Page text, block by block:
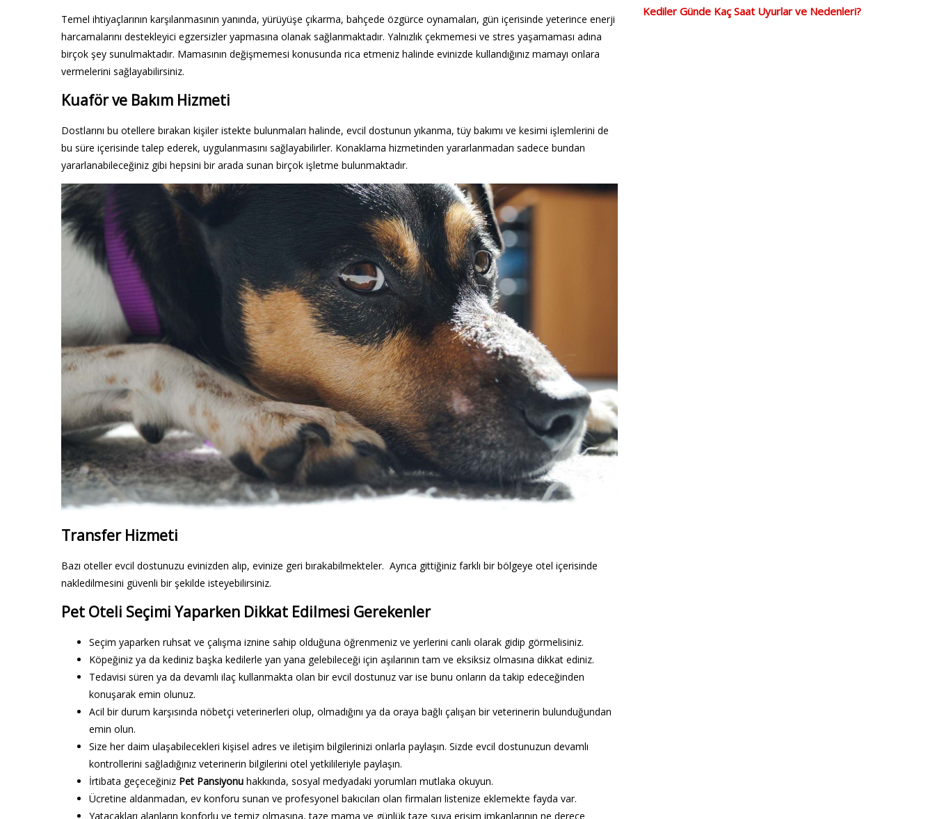
Temel ihtiyaçlarının karşılanmasının yanında, yürüyüşe çıkarma, bahçede özgürce oynamaları, gün içerisinde yeterince enerji
harcamalarını destekleyici egzersizler yapmasına olanak sağlanmaktadır. Yalnızlık çekmemesi ve stres yaşamaması adına
birçok şey sunulmaktadır. Mamasının değişmemesi konusunda rica etmeniz halinde evinizde kullandığınız mamayı onlara
vermelerini sağlayabilirsiniz.
Kuaför ve Bakım Hizmeti
Dostlarını bu otellere bırakan kişiler istekte bulunmaları halinde, evcil dostunun yıkanma, tüy bakımı ve kesimi işlemlerini de
bu süre içerisinde talep ederek, uygulanmasını sağlayabilirler. Konaklama hizmetinden yararlanmadan sadece bundan
yararlanabileceğiniz gibi hepsini bir arada sunan birçok işletme bulunmaktadır.
Transfer Hizmeti
Bazı oteller evcil dostunuzu evinizden alıp, evinize geri bırakabilmekteler. Ayrıca gittiğiniz farklı bir bölgeye otel içerisinde
nakledilmesini güvenli bir şekilde isteyebilirsiniz.
Pet Oteli Seçimi Yaparken Dikkat Edilmesi Gerekenler
Seçim yaparken ruhsat ve çalışma iznine sahip olduğuna öğrenmeniz ve yerlerini canlı olarak gidip görmelisiniz.
Köpeğiniz ya da kediniz başka kedilerle yan yana gelebileceği için aşılarının tam ve eksiksiz olmasına dikkat ediniz.
Tedavisi süren ya da devamlı ilaç kullanmakta olan bir evcil dostunuz var ise bunu onların da takip edeceğinden
konuşarak emin olunuz.
Acil bir durum karşısında nöbetçi veterinerleri olup, olmadığını ya da oraya bağlı çalışan bir veterinerin bulunduğundan
emin olun.
Size her daim ulaşabilecekleri kişisel adres ve iletişim bilgilerinizi onlarla paylaşın. Sizde evcil dostunuzun devamlı
kontrollerini sağladığınız veterinerin bilgilerini otel yetkilileriyle paylaşın.
İrtibata geçeceğiniz Pet Pansiyonu hakkında, sosyal medyadaki yorumları mutlaka okuyun.
Ücretine aldanmadan, ev konforu sunan ve profesyonel bakıcıları olan firmaları listenize eklemekte fayda var.
Yatacakları alanların konforlu ve temiz olmasına, taze mama ve günlük taze suya erişim imkanlarının ne derece
Kediler Günde Kaç Saat Uyurlar ve Nedenleri?